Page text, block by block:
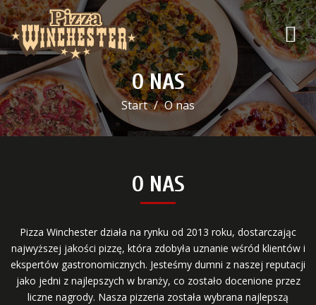
O NAS
Start O nas
O NAS
Pizza Winchester działa na rynku od 2013 roku, dostarczając
najwyższej jakości pizzę, która zdobyła uznanie wśród klientów i
ekspertów gastronomicznych. Jesteśmy dumni z naszej reputacji
jako jedni z najlepszych w branży, co zostało docenione przez
liczne nagrody. Nasza pizzeria została wybrana najlepszą